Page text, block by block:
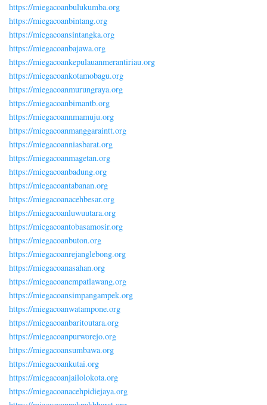
https://miegacoanbulukumba.org
https://miegacoanbintang.org
https://miegacoansintangka.org
https://miegacoanbajawa.org
https://miegacoankepulauanmerantiriau.org
https://miegacoankotamobagu.org
https://miegacoanmurungraya.org
https://miegacoanbimantb.org
https://miegacoannmamuju.org
https://miegacoanmanggaraintt.org
https://miegacoanniasbarat.org
https://miegacoanmagetan.org
https://miegacoanbadung.org
https://miegacoantabanan.org
https://miegacoanacehbesar.org
https://miegacoanluwuutara.org
https://miegacoantobasamosir.org
https://miegacoanbuton.org
https://miegacoanrejanglebong.org
https://miegacoanasahan.org
https://miegacoanempatlawang.org
https://miegacoansimpangampek.org
https://miegacoanwatampone.org
https://miegacoanbaritoutara.org
https://miegacoanpurworejo.org
https://miegacoansumbawa.org
https://miegacoankutai.org
https://miegacoanjailolokota.org
https://miegacoanacehpidiejaya.org